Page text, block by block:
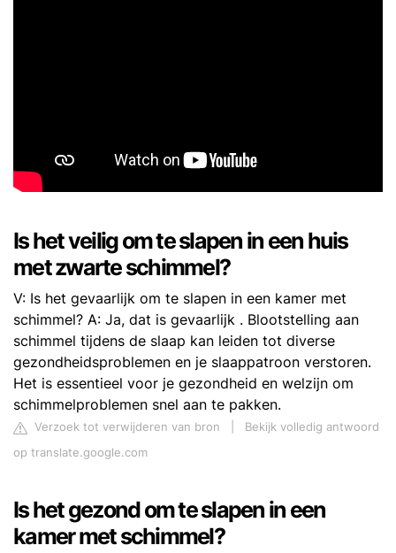
Is het veilig om te slapen in een huis
met zwarte schimmel?
V: Is het gevaarlijk om te slapen in een kamer met
schimmel? A: Ja, dat is gevaarlijk . Blootstelling aan
schimmel tijdens de slaap kan leiden tot diverse
gezondheidsproblemen en je slaappatroon verstoren.
Het is essentieel voor je gezondheid en welzijn om
schimmelproblemen snel aan te pakken.
Verzoek tot verwijderen van bron
Bekijk volledig antwoord
op translate.google.com
Is het gezond om te slapen in een
kamer met schimmel?